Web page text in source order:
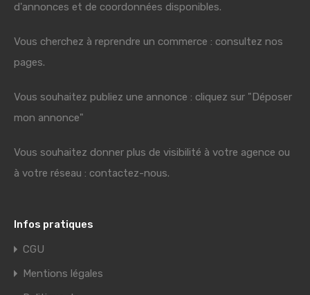
d'annonces et de coordonnées disponibles.
Vous cherchez à reprendre un commerce : consultez nos
pages.
Vous souhaitez publiez une annonce : cliquez sur "Déposer
mon annonce"
Vous souhaitez donner plus de visibilité à votre agence ou
à votre réseau : contactez-nous.
Infos pratiques
CGU
Mentions légales